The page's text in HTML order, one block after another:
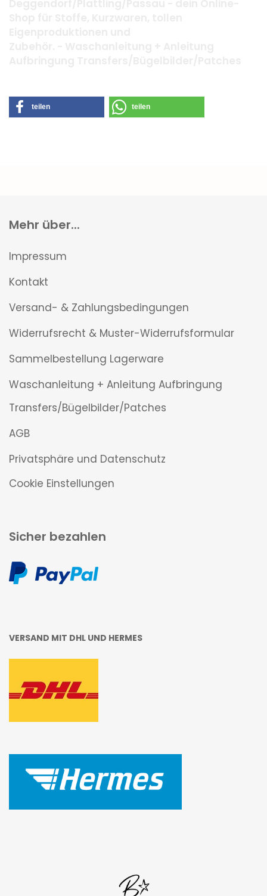
teilen teilen
Mehr über...
Impressum
Kontakt
Versand- & Zahlungsbedingungen
Widerrufsrecht & Muster-Widerrufsformular
Sammelbestellung Lagerware
Waschanleitung + Anleitung Aufbringung
Transfers/Bügelbilder/Patches
AGB
Privatsphäre und Datenschutz
Cookie Einstellungen
Sicher bezahlen
VERSAND MIT DHL UND HERMES